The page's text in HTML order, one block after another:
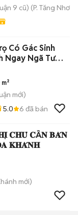
9 cũ) (P. Tăng Nhơn
Có Gác Sinh
Ngay Ngã Tư
mới)
5.0 6 đã bán
𝐂𝐇𝐔̉ 𝐂Ầ𝐍 𝐁𝐀́𝐍
𝐊𝐇𝐀́𝐍𝐇
mới)